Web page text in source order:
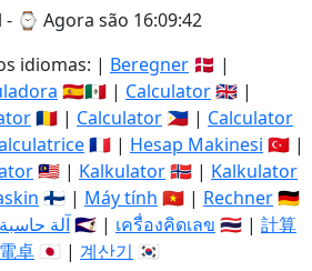
- ⌚ Agora são 16:09:43
idiomas: | Beregner 🇩🇰 |
🇪🇸🇲🇽 | Calculator🇬🇧 |
🇷🇴 | Calculator 🇵🇭 | Calculator
🇫🇷 | Hesap Makinesi 🇹🇷 |
🇲🇾 | Kalkulator🇳🇴 | Kalkulator
🇫🇮 | Máy tính 🇻🇳 | Rechner🇩🇪
آلة حاسبة🇸🇦 | เครื่องคิดเลข 🇹🇭 | 計算
電卓 🇯🇵 | 계산기 🇰🇷